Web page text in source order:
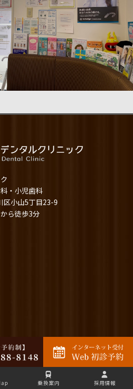
・小児歯科
小山5丁目23-9
ら徒歩3分
乗換案内 採用情報